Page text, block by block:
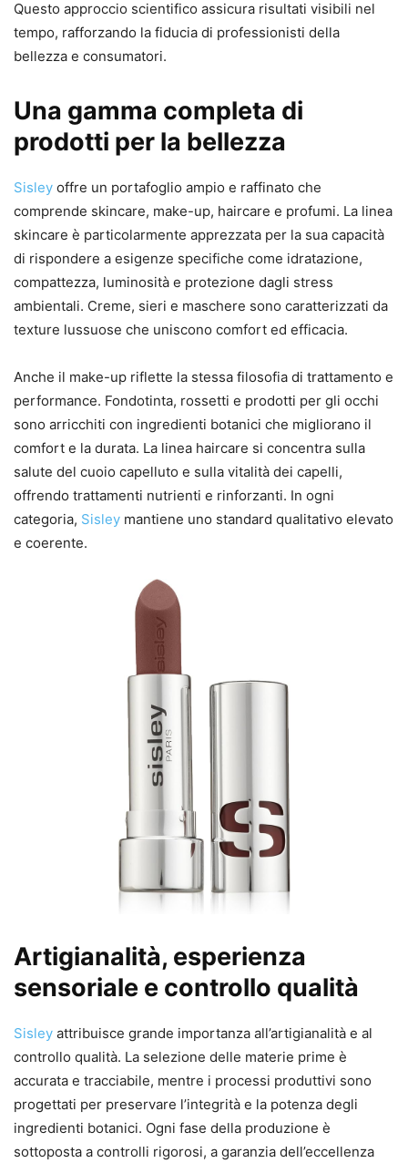
Questo approccio scientifico assicura risultati visibili nel
tempo, rafforzando la fiducia di professionisti della
bellezza e consumatori.
Una gamma completa di
prodotti per la bellezza
Sisley offre un portafoglio ampio e raffinato che
comprende skincare, make-up, haircare e profumi. La linea
skincare è particolarmente apprezzata per la sua capacità
di rispondere a esigenze specifiche come idratazione,
compattezza, luminosità e protezione dagli stress
ambientali. Creme, sieri e maschere sono caratterizzati da
texture lussuose che uniscono comfort ed efficacia.
Anche il make-up riflette la stessa filosofia di trattamento e
performance. Fondotinta, rossetti e prodotti per gli occhi
sono arricchiti con ingredienti botanici che migliorano il
comfort e la durata. La linea haircare si concentra sulla
salute del cuoio capelluto e sulla vitalità dei capelli,
offrendo trattamenti nutrienti e rinforzanti. In ogni
categoria, Sisley mantiene uno standard qualitativo elevato
e coerente.
Artigianalità, esperienza
sensoriale e controllo qualità
Sisley attribuisce grande importanza all’artigianalità e al
controllo qualità. La selezione delle materie prime è
accurata e tracciabile, mentre i processi produttivi sono
progettati per preservare l’integrità e la potenza degli
ingredienti botanici. Ogni fase della produzione è
sottoposta a controlli rigorosi, a garanzia dell’eccellenza